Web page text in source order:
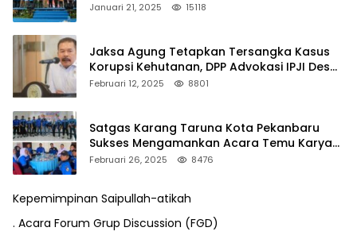
Januari 21, 2025 15118
Jaksa Agung Tetapkan Tersangka Kasus
Korupsi Kehutanan, DPP Advokasi IPJI Desak
Pengusutan Pajak RAPP
Februari 12, 2025 8801
Satgas Karang Taruna Kota Pekanbaru
Sukses Mengamankan Acara Temu Karya
VII Karang Taruna Pekanbaru
Februari 26, 2025 8476
Kepemimpinan Saipullah-atikah
. Acara Forum Grup Discussion (FGD)